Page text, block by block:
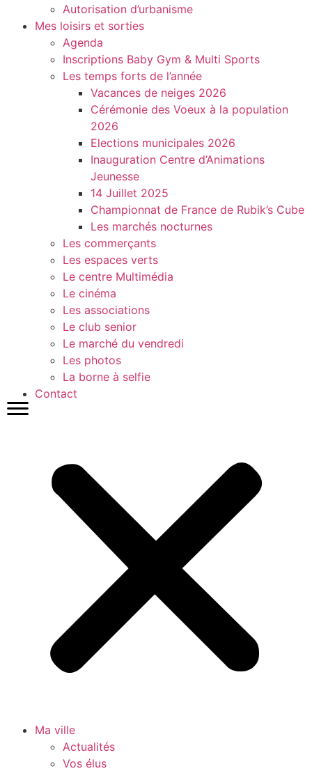
Autorisation d’urbanisme
Mes loisirs et sorties
Agenda
Inscriptions Baby Gym & Multi Sports
Les temps forts de l’année
Vacances de neiges 2026
Cérémonie des Voeux à la population
2026
Elections municipales 2026
Inauguration Centre d’Animations
Jeunesse
14 Juillet 2025
Championnat de France de Rubik’s Cube
Les marchés nocturnes
Les commerçants
Les espaces verts
Le centre Multimédia
Le cinéma
Les associations
Le club senior
Le marché du vendredi
Les photos
La borne à selfie
Contact
Ma ville
Actualités
Vos élus